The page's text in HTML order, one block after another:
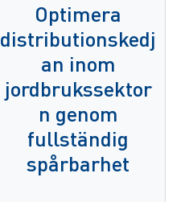
Optimera
distributionskedj
an inom
jordbrukssektor
n genom
fullständig
spårbarhet